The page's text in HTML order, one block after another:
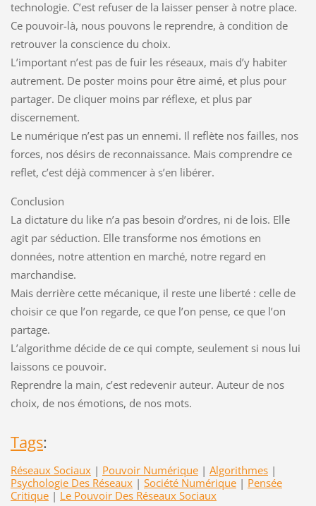
technologie. C’est refuser de la laisser penser à notre place.
Ce pouvoir-là, nous pouvons le reprendre, à condition de
retrouver la conscience du choix.
L’important n’est pas de fuir les réseaux, mais d’y habiter
autrement. De poster moins pour être aimé, et plus pour
partager. De cliquer moins par réflexe, et plus par
discernement.
Le numérique n’est pas un ennemi. Il reflète nos failles, nos
forces, nos désirs de reconnaissance. Mais comprendre ce
reflet, c’est déjà commencer à s’en libérer.
Conclusion
La dictature du like n’a pas besoin d’ordres, ni de lois. Elle
agit par séduction. Elle transforme nos émotions en
données, notre attention en marché, notre regard en
marchandise.
Mais derrière cette mécanique, il reste une liberté : celle de
choisir ce que l’on regarde, ce que l’on pense, ce que l’on
partage.
L’algorithme décide de ce qui compte, seulement si nous lui
laissons ce pouvoir.
Reprendre la main, c’est redevenir auteur. Auteur de nos
choix, de nos émotions, de nos mots.
Tags:
Réseaux Sociaux | Pouvoir Numérique | Algorithmes |
Psychologie Des Réseaux | Société Numérique | Pensée
Critique | Le Pouvoir Des Réseaux Sociaux